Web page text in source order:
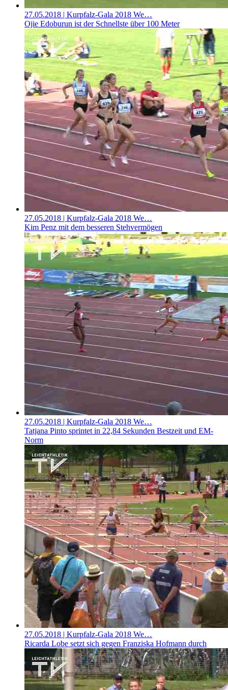
27.05.2018 | Kurpfalz-Gala 2018 We…
Ojie Edoburun ist der Schnellste über 100 Meter
27.05.2018 | Kurpfalz-Gala 2018 We…
Kim Penz mit dem besseren Stehvermögen
27.05.2018 | Kurpfalz-Gala 2018 We…
Tatjana Pinto sprintet in 22,84 Sekunden Bestzeit und EM-
Norm
27.05.2018 | Kurpfalz-Gala 2018 We…
Ricarda Lobe setzt sich gegen Franziska Hofmann durch